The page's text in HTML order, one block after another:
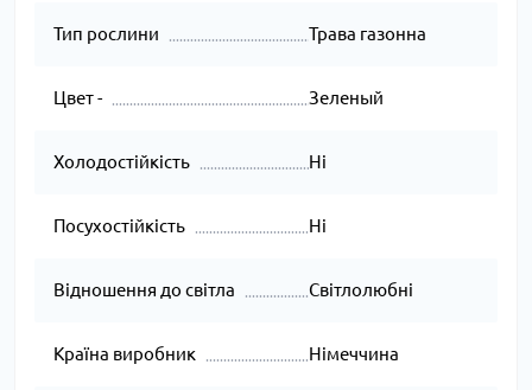
Тип рослини Трава газонна
Цвет - Зеленый
Холодостійкість Ні
Посухостійкість Ні
Відношення до світла Світлолюбні
Країна виробник Німеччина